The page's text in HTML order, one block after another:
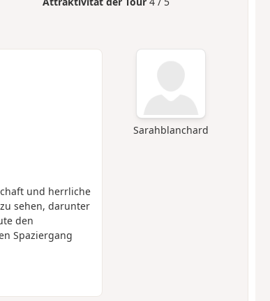
Sarahblanchard
und herrliche
sehen, darunter
den
Spaziergang